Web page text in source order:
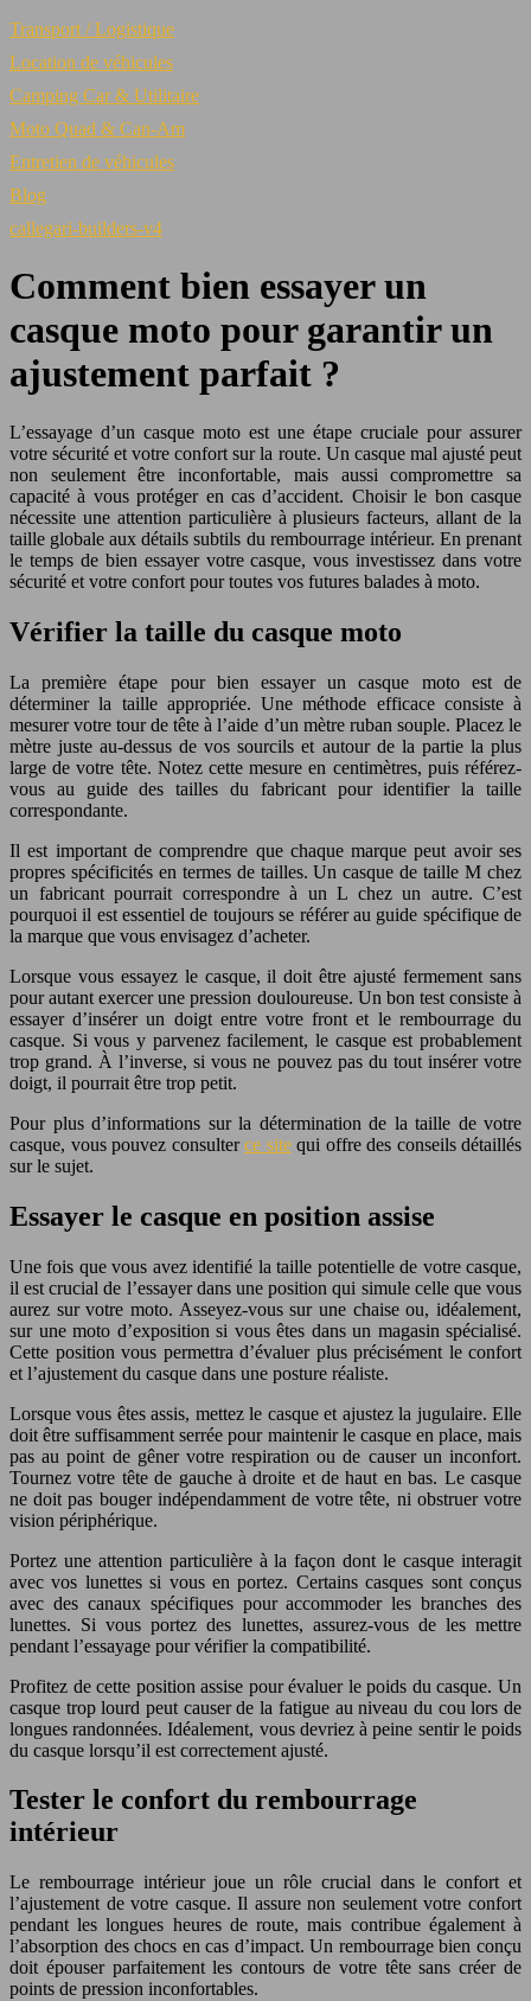
Transport / Logistique
Location de véhicules
Camping Car & Utilitaire
Moto Quad & Can-Am
Entretien de véhicules
Blog
callegari-builders-v4
Comment bien essayer un
casque moto pour garantir un
ajustement parfait ?
L’essayage d’un casque moto est une étape cruciale pour assurer
votre sécurité et votre confort sur la route. Un casque mal ajusté peut
non seulement être inconfortable, mais aussi compromettre sa
capacité à vous protéger en cas d’accident. Choisir le bon casque
nécessite une attention particulière à plusieurs facteurs, allant de la
taille globale aux détails subtils du rembourrage intérieur. En prenant
le temps de bien essayer votre casque, vous investissez dans votre
sécurité et votre confort pour toutes vos futures balades à moto.
Vérifier la taille du casque moto
La première étape pour bien essayer un casque moto est de
déterminer la taille appropriée. Une méthode efficace consiste à
mesurer votre tour de tête à l’aide d’un mètre ruban souple. Placez le
mètre juste au-dessus de vos sourcils et autour de la partie la plus
large de votre tête. Notez cette mesure en centimètres, puis référez-
vous au guide des tailles du fabricant pour identifier la taille
correspondante.
Il est important de comprendre que chaque marque peut avoir ses
propres spécificités en termes de tailles. Un casque de taille M chez
un fabricant pourrait correspondre à un L chez un autre. C’est
pourquoi il est essentiel de toujours se référer au guide spécifique de
la marque que vous envisagez d’acheter.
Lorsque vous essayez le casque, il doit être ajusté fermement sans
pour autant exercer une pression douloureuse. Un bon test consiste à
essayer d’insérer un doigt entre votre front et le rembourrage du
casque. Si vous y parvenez facilement, le casque est probablement
trop grand. À l’inverse, si vous ne pouvez pas du tout insérer votre
doigt, il pourrait être trop petit.
Pour plus d’informations sur la détermination de la taille de votre
casque, vous pouvez consulterce sitequi offre des conseils détaillés
sur le sujet.
Essayer le casque en position assise
Une fois que vous avez identifié la taille potentielle de votre casque,
il est crucial de l’essayer dans une position qui simule celle que vous
aurez sur votre moto. Asseyez-vous sur une chaise ou, idéalement,
sur une moto d’exposition si vous êtes dans un magasin spécialisé.
Cette position vous permettra d’évaluer plus précisément le confort
et l’ajustement du casque dans une posture réaliste.
Lorsque vous êtes assis, mettez le casque et ajustez la jugulaire. Elle
doit être suffisamment serrée pour maintenir le casque en place, mais
pas au point de gêner votre respiration ou de causer un inconfort.
Tournez votre tête de gauche à droite et de haut en bas. Le casque
ne doit pas bouger indépendamment de votre tête, ni obstruer votre
vision périphérique.
Portez une attention particulière à la façon dont le casque interagit
avec vos lunettes si vous en portez. Certains casques sont conçus
avec des canaux spécifiques pour accommoder les branches des
lunettes. Si vous portez des lunettes, assurez-vous de les mettre
pendant l’essayage pour vérifier la compatibilité.
Profitez de cette position assise pour évaluer le poids du casque. Un
casque trop lourd peut causer de la fatigue au niveau du cou lors de
longues randonnées. Idéalement, vous devriez à peine sentir le poids
du casque lorsqu’il est correctement ajusté.
Tester le confort du rembourrage
intérieur
Le rembourrage intérieur joue un rôle crucial dans le confort et
l’ajustement de votre casque. Il assure non seulement votre confort
pendant les longues heures de route, mais contribue également à
l’absorption des chocs en cas d’impact. Un rembourrage bien conçu
doit épouser parfaitement les contours de votre tête sans créer de
points de pression inconfortables.